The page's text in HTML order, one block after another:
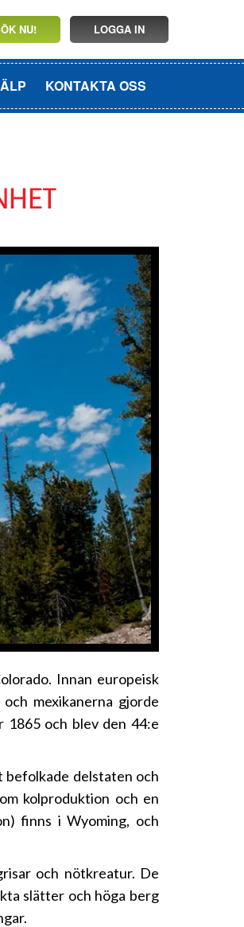
NU! LOGGA IN
KONTAKTA OSS
Innan europeisk
mexikanerna gjorde
1865 och blev den 44:e
befolkade delstaten och
kolproduktion och en
finns i Wyoming, och
och nötkreatur. De
slätter och höga berg